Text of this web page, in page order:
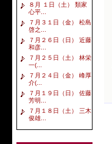
８月 １日（土） 類家
心平...
７月３１日（金） 松島
啓之...
７月２６日（日） 近藤
和彦...
７月２５日（土） 林栄
一(...
７月２４日（金） 峰厚
介(...
７月１９日（日） 佐藤
芳明...
７月１８日（土） 三木
俊雄...